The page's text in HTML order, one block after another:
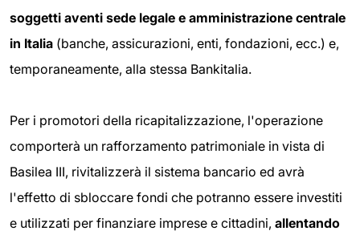
soggetti aventi sede legale e amministrazione centrale
in Italia (banche, assicurazioni, enti, fondazioni, ecc.) e,
temporaneamente, alla stessa Bankitalia.
Per i promotori della ricapitalizzazione, l'operazione
comporterà un rafforzamento patrimoniale in vista di
Basilea III, rivitalizzerà il sistema bancario ed avrà
l'effetto di sbloccare fondi che potranno essere investiti
e utilizzati per finanziare imprese e cittadini, allentando